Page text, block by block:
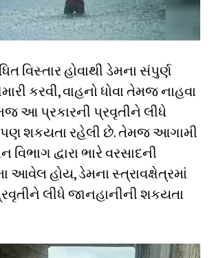
વિસ્તાર હોવાથી ડેમના સંપુર્ણ
કરવી, વાહનો ધોવા તેમજ નાહવા
આ પ્રકારની પ્રવૃતીને લીધે
પણ શકયતા રહેલી છે. તેમજ આગામી
દ્વારા ભારે વરસાદની
આવેલ હોય, ડેમના સ્ત્રાવક્ષેત્રમાં
લીધે જાનહાનીની શકયતા